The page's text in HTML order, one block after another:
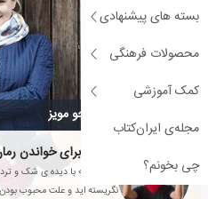
بسته های پیشنهادی
محصولات فرهنگی
کمک آموزشی
مجله‌ی ایران‌کتاب
چی بخونم؟
تپش عشق در آثار جوجو مویز
اگر همیشه با دیده ی شک و
نگریسته اید و علت محبوب بودن